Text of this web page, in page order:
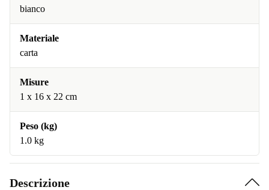
bianco
Materiale
carta
Misure
1 x 16 x 22 cm
Peso (kg)
1.0 kg
Descrizione